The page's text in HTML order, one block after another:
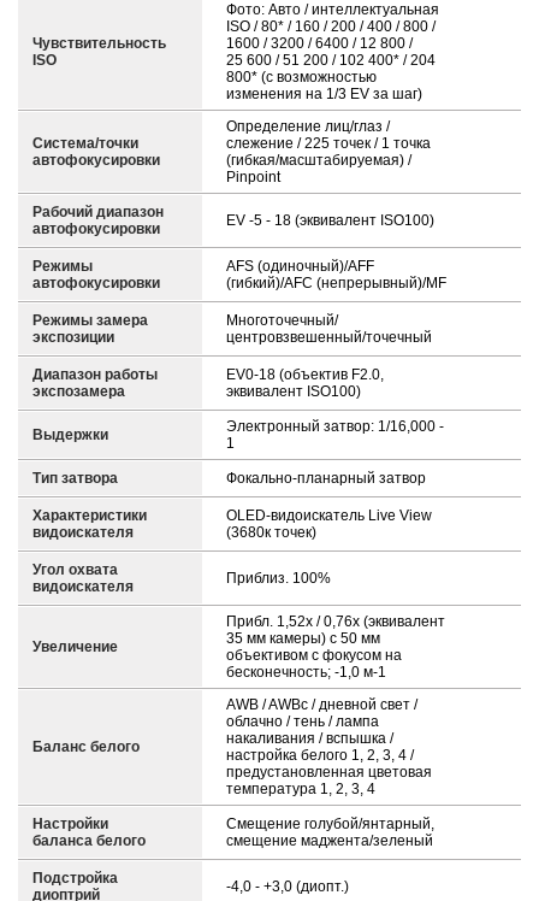
Чувствительность
ISO
Фото: Авто / интеллектуальная
ISO / 80* / 160 / 200 / 400 / 800 /
1600 / 3200 / 6400 / 12 800 /
25 600 / 51 200 / 102 400* / 204
800* (с возможностью
изменения на 1/3 EV за шаг)
Система/точки
автофокусировки
Определение лиц/глаз /
слежение / 225 точек / 1 точка
(гибкая/масштабируемая) /
Pinpoint
Рабочий диапазон
автофокусировки
EV -5 - 18 (эквивалент ISO100)
Режимы
автофокусировки
AFS (одиночный)/AFF
(гибкий)/AFC (непрерывный)/MF
Режимы замера
экспозиции
Многоточечный/
центровзвешенный/точечный
Диапазон работы
экспозамера
EV0-18 (объектив F2.0,
эквивалент ISO100)
Выдержки
Электронный затвор: 1/16,000 -
1
Тип затвора Фокально-планарный затвор
Характеристики
видоискателя
OLED-видоискатель Live View
(3680к точек)
Угол охвата
видоискателя
Приблиз. 100%
Увеличение
Прибл. 1,52x / 0,76x (эквивалент
35 мм камеры) с 50 мм
объективом с фокусом на
бесконечность; -1,0 м-1
Баланс белого
AWB / AWBc / дневной свет /
облачно / тень / лампа
накаливания / вспышка /
настройка белого 1, 2, 3, 4 /
предустановленная цветовая
температура 1, 2, 3, 4
Настройки
баланса белого
Смещение голубой/янтарный,
смещение маджента/зеленый
Подстройка
диоптрий
-4,0 - +3,0 (диопт.)